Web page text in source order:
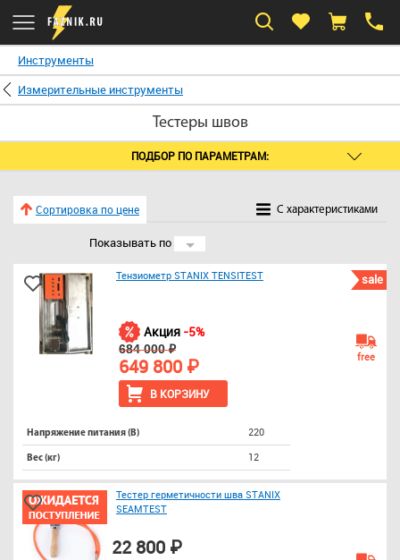
Инструменты
Измерительные инструменты
Тестеры швов
ПОДБОР ПО ПАРАМЕТРАМ:
Сортировка по цене C характеристиками
Показывать по 24
sale
Тензиометр STANIX TENSITEST
В КОРЗИНУ
Акция -5%
684 000 ₽
649 800 ₽ free
Напряжение питания (В) 220
Вес (кг) 12
Тестер герметичности шва STANIX
SEAMTEST
22 800 ₽